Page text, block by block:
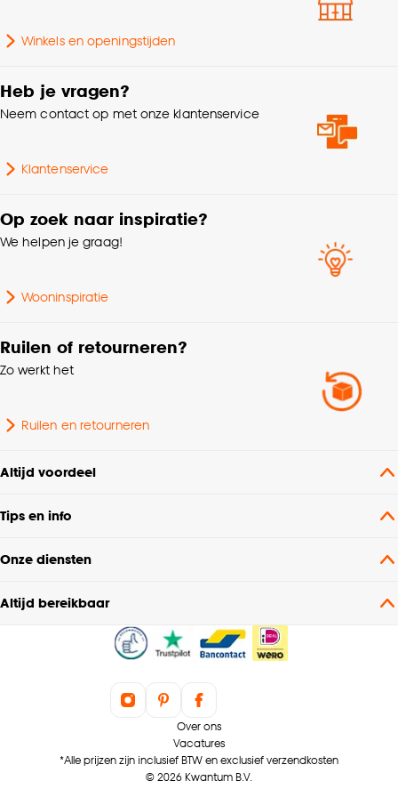
Goed om te weten is dat je deze keuze altijd nog
Winkels en openingstijden
Heb je vragen?
Neem contact op met onze klantenservice
Klantenservice
Op zoek naar inspiratie?
We helpen je graag!
Wooninspiratie
Ruilen of retourneren?
Zo werkt het
Ruilen en retourneren
Altijd voordeel
Tips en info
Onze diensten
Altijd bereikbaar
Over ons
Vacatures
*Alle prijzen zijn inclusief BTW en exclusief verzendkosten
© 2026 Kwantum B.V.